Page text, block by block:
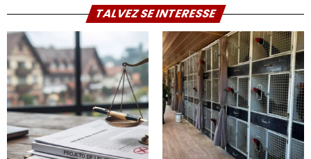
TALVEZ SE INTERESSE